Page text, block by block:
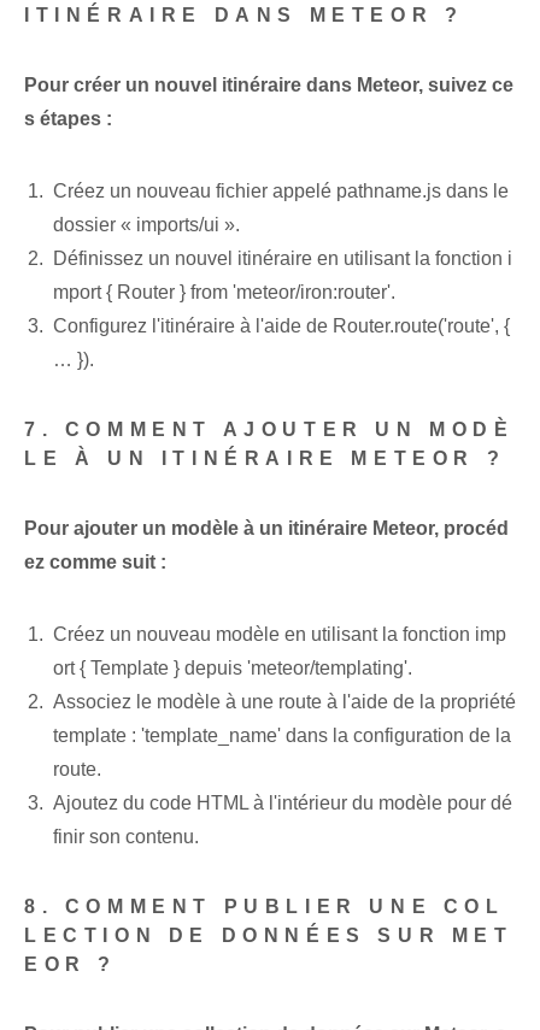
ITINÉRAIRE DANS METEOR ?
Pour créer un nouvel itinéraire dans Meteor, suivez ce
s étapes :
Créez un nouveau fichier appelé pathname.js dans le
dossier « imports/ui ».
Définissez un nouvel itinéraire en utilisant la fonction i
mport { Router } from 'meteor/iron:router'.
Configurez l'itinéraire à l'aide de Router.route('route', {
… }).
7. COMMENT AJOUTER UN MODÈ
LE À UN ITINÉRAIRE METEOR ?
Pour ajouter un modèle à un itinéraire Meteor, procéd
ez comme suit :
Créez un nouveau modèle en utilisant la fonction imp
ort { Template } depuis 'meteor/templating'.
Associez le modèle à une route à l'aide de la propriété
template : 'template_name' dans la configuration de la
route.
Ajoutez du code HTML à l'intérieur du modèle pour dé
finir son contenu.
8. COMMENT PUBLIER UNE COL
LECTION DE DONNÉES SUR MET
EOR ?